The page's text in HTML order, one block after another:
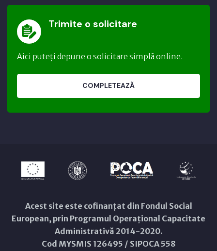
Trimite o solicitare
Aici puteți depune o solicitare simplă online.
COMPLETEAZĂ
Acest site este cofinanțat din Fondul Social
European, prin Programul Operațional Capacitate
Administrativă 2014-2020.
Cod MYSMIS 126495 / SIPOCA 558